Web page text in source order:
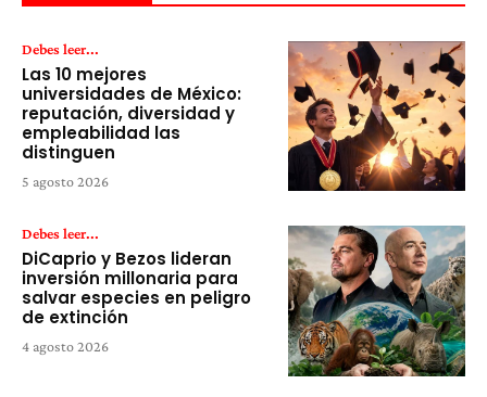
Debes leer...
Las 10 mejores
universidades de México:
reputación, diversidad y
empleabilidad las
distinguen
5 agosto 2026
Debes leer...
DiCaprio y Bezos lideran
inversión millonaria para
salvar especies en peligro
de extinción
4 agosto 2026